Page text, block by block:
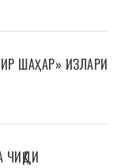
ШАҲАР» ИЗЛАРИ
ЧИҚДИ